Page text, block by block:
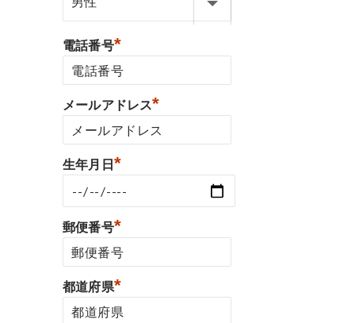
電話番号*
メールアドレス*
生年月日 *
郵便番号*
都道府県*